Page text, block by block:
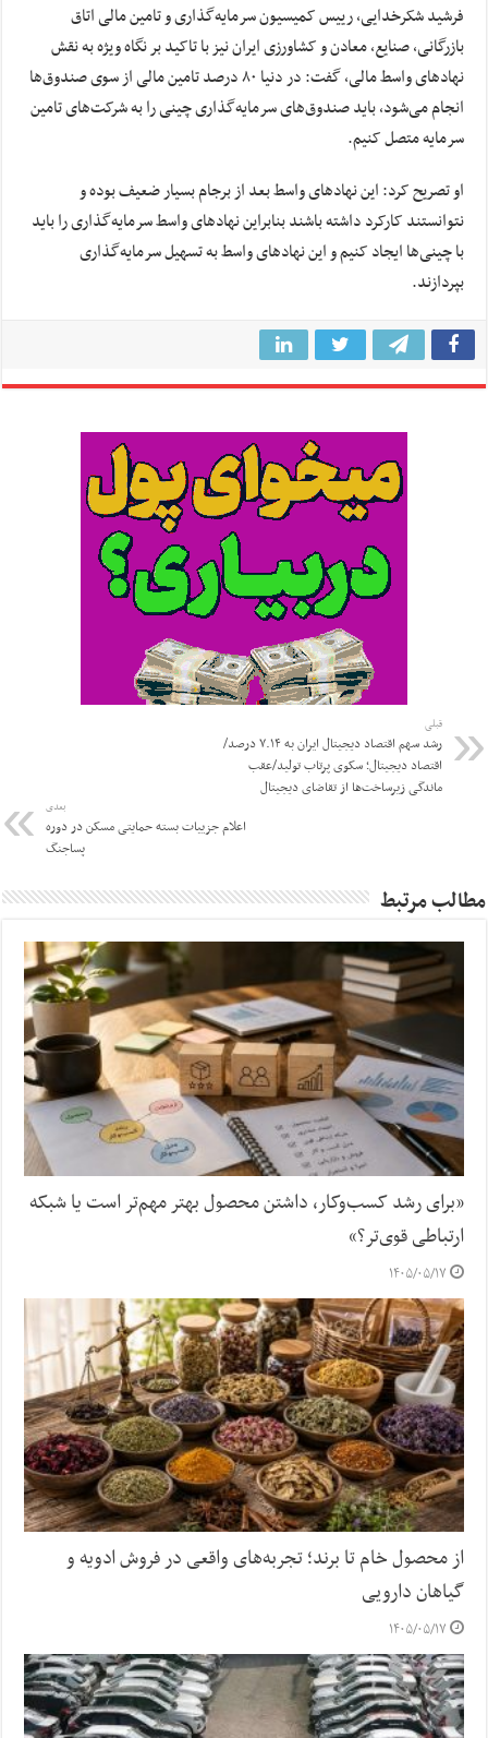
فرشید شکرخدایی، رییس کمیسیون سرمایه‌گذاری و تامین مالی اتاق
بازرگانی، صنایع، معادن و کشاورزی ایران نیز با تاکید بر نگاه ویژه به نقش
نهادهای واسط مالی، گفت: در دنیا ۸۰ درصد تامین مالی از سوی صندوق‌ها
انجام می‌شود، باید صندوق‌های سرمایه‌گذاری چینی را به شرکت‌های تامین
سرمایه متصل کنیم.
او تصریح کرد: این نهادهای واسط بعد از برجام بسیار ضعیف بوده و
نتوانستند کارکرد داشته باشند بنابراین نهادهای واسط سرمایه‌گذاری را باید
با چینی‌ها ایجاد کنیم و این نهادهای واسط به تسهیل سرمایه‌گذاری
بپردازند.
قبلی
رشد سهم اقتصاد دیجیتال ایران به ۷.۱۴ درصد/
اقتصاد دیجیتال؛ سکوی پرتاب تولید/عقب
ماندگی زیرساخت‌ها از تقاضای دیجیتال
بعدی
اعلام جزییات بسته حمایتی مسکن در دوره
پساجنگ
مطالب مرتبط
«برای رشد کسب‌وکار، داشتن محصول بهتر مهم‌تر است یا شبکه
ارتباطی قوی‌تر؟»
۱۴۰۵/۰۵/۱۷
از محصول خام تا برند؛ تجربه‌های واقعی در فروش ادویه و
گیاهان دارویی
۱۴۰۵/۰۵/۱۷